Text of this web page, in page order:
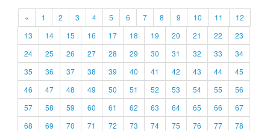
« 1 2 3 4 5 6 7 8 9 10 11
12
13
14 15 16 17 18 19 20 21 22
23
24
25 26 27 28 29 30 31 32 33
34
35
36 37 38 39 40 41 42 43 44
45
46
47 48 49 50 51 52 53 54 55
56
57
58 59 60 61 62 63 64 65 66
67
68
69 70 71 72 73 74 75 76 77
78